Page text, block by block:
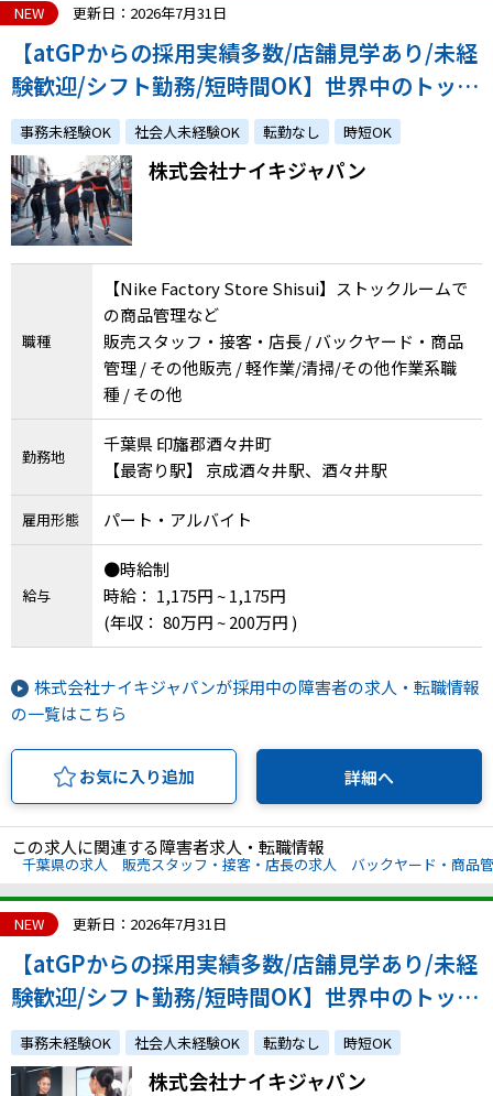
NEW 更新日：2026年7月31日
【atGPからの採用実績多数/店舗見学あり/未経
験歓迎/シフト勤務/短時間OK】世界中のトップ
アスリートから支持されるフィットネスカンパ
ニーで活躍しませんか？
事務未経験OK 社会人未経験OK 転勤なし 時短OK
株式会社ナイキジャパン
職種
【Nike Factory Store Shisui】ストックルームで
の商品管理など
販売スタッフ・接客・店長 / バックヤード・商品
管理 / その他販売 / 軽作業/清掃/その他作業系職
種 / その他
勤務地
千葉県 印旛郡酒々井町
【最寄り駅】 京成酒々井駅、酒々井駅
雇用形態 パート・アルバイト
給与
●時給制
時給： 1,175円 ~ 1,175円
(年収： 80万円 ~ 200万円 )
株式会社ナイキジャパンが採用中の障害者の求人・転職情報
の一覧はこちら
お気に入り追加 詳細へ
この求人に関連する障害者求人・転職情報
千葉県の求人 販売スタッフ・接客・店長の求人 バックヤード・商品
NEW 更新日：2026年7月31日
【atGPからの採用実績多数/店舗見学あり/未経
験歓迎/シフト勤務/短時間OK】世界中のトップ
アスリートから支持されるフィットネスカンパ
ニーで活躍しませんか？
事務未経験OK 社会人未経験OK 転勤なし 時短OK
株式会社ナイキジャパン